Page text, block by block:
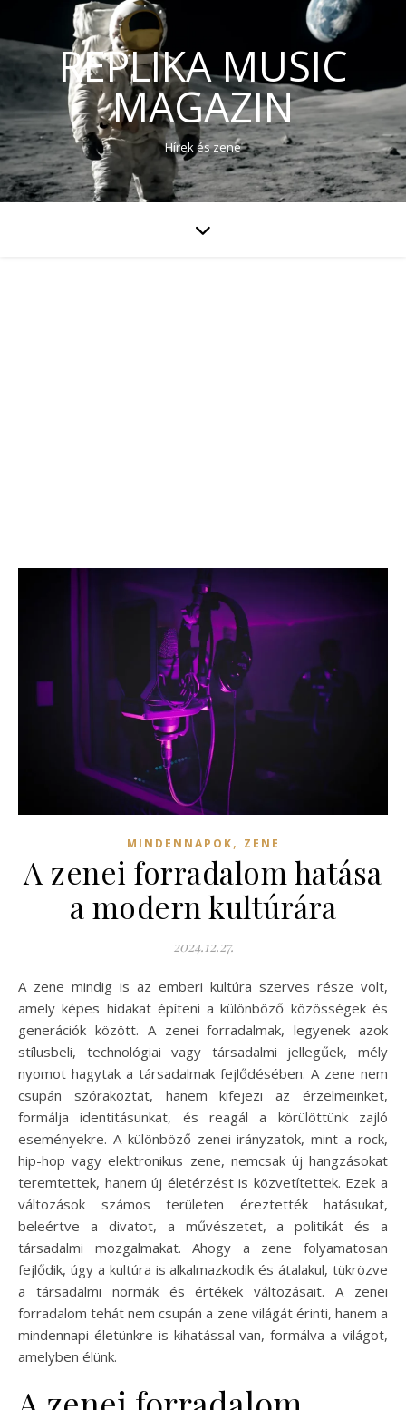
REPLIKA MUSIC
MAGAZIN
Hírek és zene
MINDENNAPOK, ZENE
A zenei forradalom hatása
a modern kultúrára
2024.12.27.
A zene mindig is az emberi kultúra szerves része volt,
amely képes hidakat építeni a különböző közösségek és
generációk között. A zenei forradalmak, legyenek azok
stílusbeli, technológiai vagy társadalmi jellegűek, mély
nyomot hagytak a társadalmak fejlődésében. A zene nem
csupán szórakoztat, hanem kifejezi az érzelmeinket,
formálja identitásunkat, és reagál a körülöttünk zajló
eseményekre. A különböző zenei irányzatok, mint a rock,
hip-hop vagy elektronikus zene, nemcsak új hangzásokat
teremtettek, hanem új életérzést is közvetítettek. Ezek a
változások számos területen éreztették hatásukat,
beleértve a divatot, a művészetet, a politikát és a
társadalmi mozgalmakat. Ahogy a zene folyamatosan
fejlődik, úgy a kultúra is alkalmazkodik és átalakul, tükrözve
a társadalmi normák és értékek változásait. A zenei
forradalom tehát nem csupán a zene világát érinti, hanem a
mindennapi életünkre is kihatással van, formálva a világot,
amelyben élünk.